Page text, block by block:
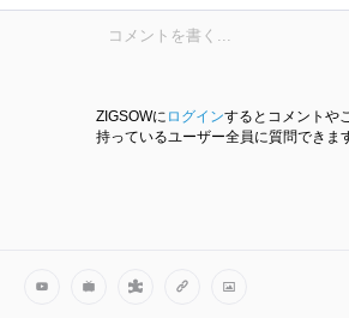
ZIGSOWに ログインするとコメントや
持っているユーザー全員に質問できま